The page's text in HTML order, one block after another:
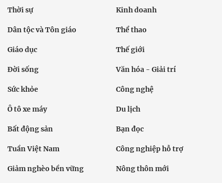
Thời sự Kinh doanh
Dân tộc và Tôn giáo Thể thao
Giáo dục Thế giới
Đời sống Văn hóa - Giải trí
Sức khỏe Công nghệ
Ô tô xe máy Du lịch
Bất động sản Bạn đọc
Tuần Việt Nam Công nghiệp hỗ trợ
Giảm nghèo bền vững Nông thôn mới